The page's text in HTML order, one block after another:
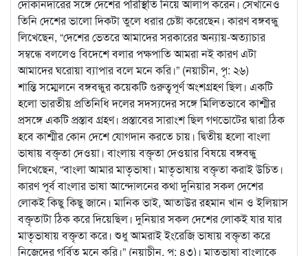
দোকানদারের সঙ্গে দেশের পরিস্থিতি নিয়ে আলাপ করেন। সেখানেও
তিনি দেশের ভালো দিকটা তুলে ধরার চেষ্টা করেছেন। কারণ বঙ্গবন্ধু
লিখেছেন, “দেশের ভেতরে আমাদের সরকারের অন্যায়-অত্যাচার
সম্বন্ধে বললেও বিদেশে বলার পক্ষপাতি আমরা নই কারণ এটা
আমাদের ঘরোয়া ব্যাপার বলে মনে করি।” (নয়াচীন, পৃ: ২৬)
শান্তি সম্মেলনে বঙ্গবন্ধুর কয়েকটি গুরুত্বপূর্ণ অংশগ্রহণ ছিল। একটি
হলো ভারতীয় প্রতিনিধি দলের সদস্যদের সঙ্গে মিলিতভাবে কাশ্মীর
প্রসঙ্গে একটি প্রস্তাব গ্রহণ। প্রস্তাবের সারাংশ ছিল গণভোটের দ্বারা ঠিক
হবে কাশ্মীর কোন দেশে যোগদান করতে চায়। দ্বিতীয় হলো বাংলা
ভাষায় বক্তৃতা দেওয়া। বাংলায় বক্তৃতা দেওয়ার বিষয়ে বঙ্গবন্ধু
লিখেছেন, “বাংলা আমার মাতৃভাষা। মাতৃভাষায় বক্তৃতা করাই উচিত।
কারণ পূর্ব বাংলার ভাষা আন্দোলনের কথা দুনিয়ার সকল দেশের
লোকই কিছু কিছু জানে। মানিক ভাই, আতাউর রহমান খান ও ইলিয়াস
বক্তৃতাটা ঠিক করে দিয়েছিল। দুনিয়ার সকল দেশের লোকই যার যার
মাতৃভাষায় বক্তৃতা করে। শুধু আমরাই ইংরেজি ভাষায় বক্তৃতা করে
নিজেদের গর্বিত মনে করি।” (নয়াচীন, পৃ: ৪৩)। মাতৃভাষা বাংলাকে